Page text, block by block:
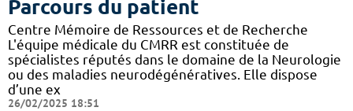
Parcours du patient
Centre Mémoire de Ressources et de Recherche
L'équipe médicale du CMRR est constituée de
spécialistes réputés dans le domaine de la Neurologie
ou des maladies neurodégénératives. Elle dispose
d’une ex
26/02/2025 18:51